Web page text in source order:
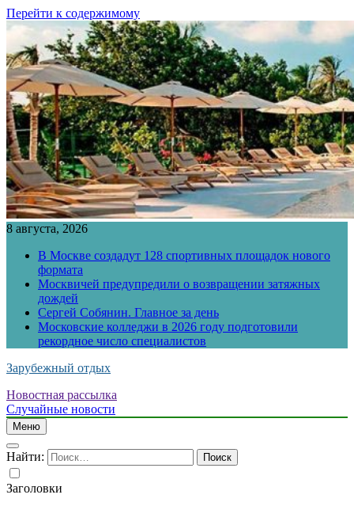
Перейти к содержимому
8 августа, 2026
В Москве создадут 128 спортивных площадок нового
формата
Москвичей предупредили о возвращении затяжных
дождей
Сергей Собянин. Главное за день
Московские колледжи в 2026 году подготовили
рекордное число специалистов
Зарубежный отдых
Новостная рассылка
Случайные новости
Меню
Найти:
Заголовки